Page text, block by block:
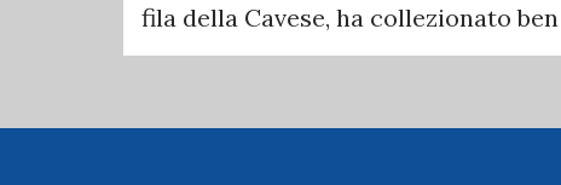
fila della Cavese, ha collezionato